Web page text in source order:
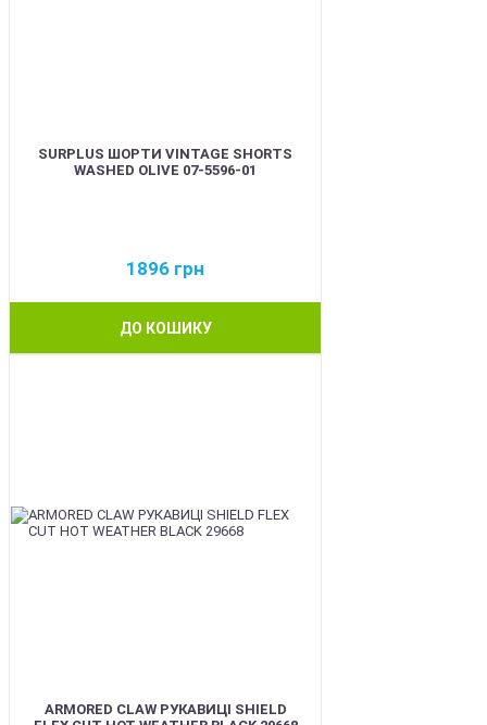
SURPLUS ШОРТИ VINTAGE SHORTS
WASHED OLIVE 07-5596-01
1896 грн
ДО КОШИКУ
ARMORED CLAW РУКАВИЦІ SHIELD